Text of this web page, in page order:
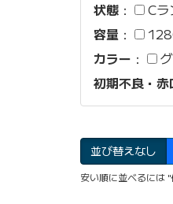
状態 ： Cラ
容量 ：
カラー ：
初期不良・赤
並び替えなし
安い順に並べるには